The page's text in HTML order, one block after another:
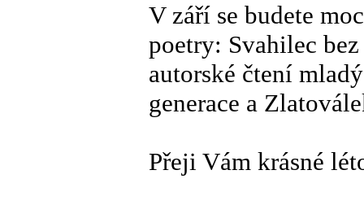
V září se budete
poetry: Svahilec
autorské čtení
generace a
Přeji Vám krásné